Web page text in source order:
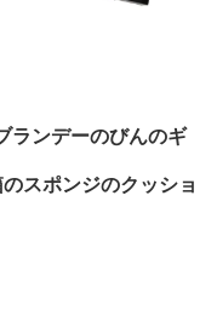
ランデーのびんのギ
スポンジのクッショ